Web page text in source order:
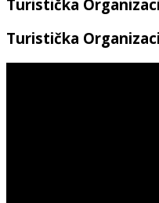
Turistička
Turistička